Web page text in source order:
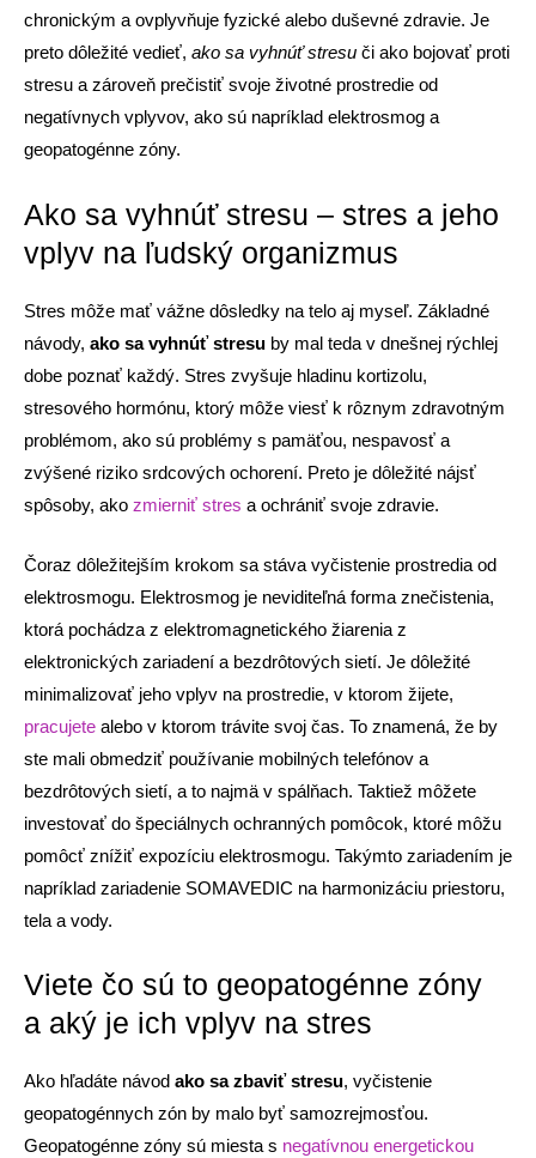
chronickým a ovplyvňuje fyzické alebo duševné zdravie. Je
preto dôležité vedieť, ako sa vyhnúť stresu či ako bojovať proti
stresu a zároveň prečistiť svoje životné prostredie od
negatívnych vplyvov, ako sú napríklad elektrosmog a
geopatogénne zóny.
Ako sa vyhnúť stresu – stres a jeho
vplyv na ľudský organizmus
Stres môže mať vážne dôsledky na telo aj myseľ. Základné
návody, ako sa vyhnúť stresu by mal teda v dnešnej rýchlej
dobe poznať každý. Stres zvyšuje hladinu kortizolu,
stresového hormónu, ktorý môže viesť k rôznym zdravotným
problémom, ako sú problémy s pamäťou, nespavosť a
zvýšené riziko srdcových ochorení. Preto je dôležité nájsť
spôsoby, ako zmierniť stres a ochrániť svoje zdravie.
Čoraz dôležitejším krokom sa stáva vyčistenie prostredia od
elektrosmogu. Elektrosmog je neviditeľná forma znečistenia,
ktorá pochádza z elektromagnetického žiarenia z
elektronických zariadení a bezdrôtových sietí. Je dôležité
minimalizovať jeho vplyv na prostredie, v ktorom žijete,
pracujete alebo v ktorom trávite svoj čas. To znamená, že by
ste mali obmedziť používanie mobilných telefónov a
bezdrôtových sietí, a to najmä v spálňach. Taktiež môžete
investovať do špeciálnych ochranných pomôcok, ktoré môžu
pomôcť znížiť expozíciu elektrosmogu. Takýmto zariadením je
napríklad zariadenie SOMAVEDIC na harmonizáciu priestoru,
tela a vody.
Viete čo sú to geopatogénne zóny
a aký je ich vplyv na stres
Ako hľadáte návod ako sa zbaviť stresu, vyčistenie
geopatogénnych zón by malo byť samozrejmosťou.
Geopatogénne zóny sú miesta s negatívnou energetickou